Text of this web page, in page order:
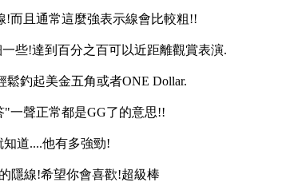
!而且通常這麼強表示線會比較粗!!
些!達到百分之百可以近距離觀賞表演.
釣起美金五角或者ONE Dollar.
一聲正常都是GG了的意思!!
道....他有多強勁!
隱線!希望你會喜歡!超級棒